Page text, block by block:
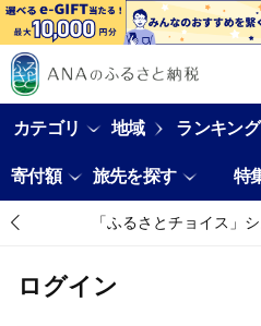
カテゴリ 地域 ランキング
寄付額 旅先を探す 特
「ふるさとチョイス」
ログイン